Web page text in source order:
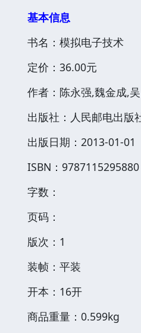
基本信息
书名：模拟电子技术
定价：36.00元
作者：陈永强,魏金成,
出版社：人民邮电出版
出版日期：2013-01-01
ISBN：9787115295880
字数：
页码：
版次：1
装帧：平装
开本：16开
商品重量：0.599kg